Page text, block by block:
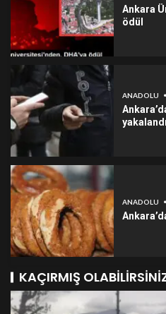
Ankara
ödül
ANADOLU
yakalandı
ANADOLU
KAÇIRMIŞ